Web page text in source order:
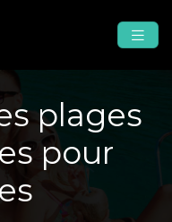
plages
pour